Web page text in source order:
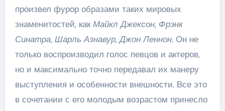
произвел фурор образами таких мировых
знаменитостей, какМайкл Джексон, Фрэнк
Синатра, Шарль Азнавур,Джон Леннон. Он не
только воспроизводил голос певцов и актеров,
но и максимально точно передавал их манеру
выступления и особенности внешности. Все это
в сочетании с его молодым возрастом принесло